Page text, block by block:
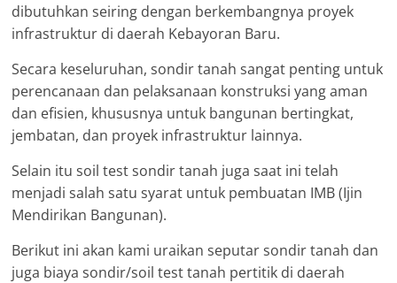
dibutuhkan seiring dengan berkembangnya proyek
infrastruktur di daerah Kebayoran Baru.
Secara keseluruhan, sondir tanah sangat penting untuk
perencanaan dan pelaksanaan konstruksi yang aman
dan efisien, khususnya untuk bangunan bertingkat,
jembatan, dan proyek infrastruktur lainnya.
Selain itu soil test sondir tanah juga saat ini telah
menjadi salah satu syarat untuk pembuatan IMB (Ijin
Mendirikan Bangunan).
Berikut ini akan kami uraikan seputar sondir tanah dan
juga biaya sondir/soil test tanah pertitik di daerah